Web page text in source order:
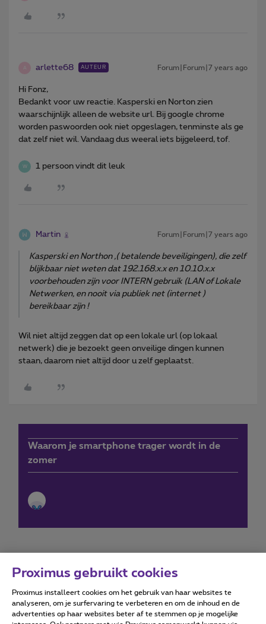
A arlette68 AUTEUR Forum|Forum|7 years ago
Hi Fonz,
Bedankt voor uw reactie. Kasperski en Norton zien
waarschijnlijk alleen de website url. Bij google chrome
worden paswoorden ook niet opgeslagen, tenminste als ge
dat zelf niet wil. Vandaag dus weeral iets bijgeleerd, tof.
W 1 persoon vindt dit leuk
Martin Forum|Forum|7 years ago
Kasperski en Northon ,( betalende beveiligingen), die zelf
blijkbaar niet weten dat 192.168.x.x en 10.10.x.x
voorbehouden zijn voor INTERN gebruik (LAN of Lokale
Netwerken, en nooit via publiek net (internet )
bereikbaar zijn !
Wil niet altijd zeggen dat op een lokale url (op lokaal
netwerk) die je bezoekt geen onveilige dingen kunnen
staan, daarom niet altijd door u zelf geplaatst.
Waarom je smartphone trager wordt in de
zomer
Forumvoorwaarden Accessibility statement
Proximus gebruikt cookies
Proximus installeert cookies om het gebruik van haar websites te
analyseren, om je surfervaring te verbeteren en om de inhoud en de
advertenties op haar websites beter af te stemmen op je mogelijke